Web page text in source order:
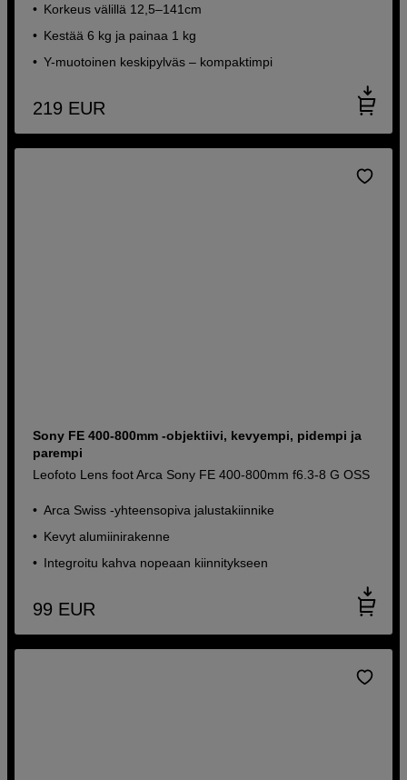
Korkeus välillä 12,5–141cm
Kestää 6 kg ja painaa 1 kg
Y-muotoinen keskipylväs – kompaktimpi
219 EUR
Sony FE 400-800mm -objektiivi, kevyempi, pidempi ja
parempi
Leofoto Lens foot Arca Sony FE 400-800mm f6.3-8 G OSS
Arca Swiss -yhteensopiva jalustakiinnike
Kevyt alumiinirakenne
Integroitu kahva nopeaan kiinnitykseen
99 EUR